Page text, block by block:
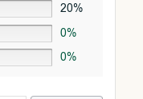
20%
0%
0%